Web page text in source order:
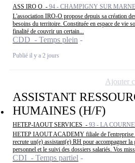
ASS IRO O - 94 - CHAMPIGNY SUR MARNE
L'association IRO-O propose depuis sa création
besoins du territoire. Constituée en espace de vie
finalité de couvrir un certain...
CDD - Temps plein
Publié il y a 2 jours
ASSISTANT
HUMAINES (H/F)
HETEP-IAOUT SERVICES - 93 - LA
HETEP IAOUT ACADEMY filiale de
recrute un(e) assistant(e) RH pour accompagner
personnel et le suivi des dossiers salariés. Vos
CDI - Temps partiel
Ajouter